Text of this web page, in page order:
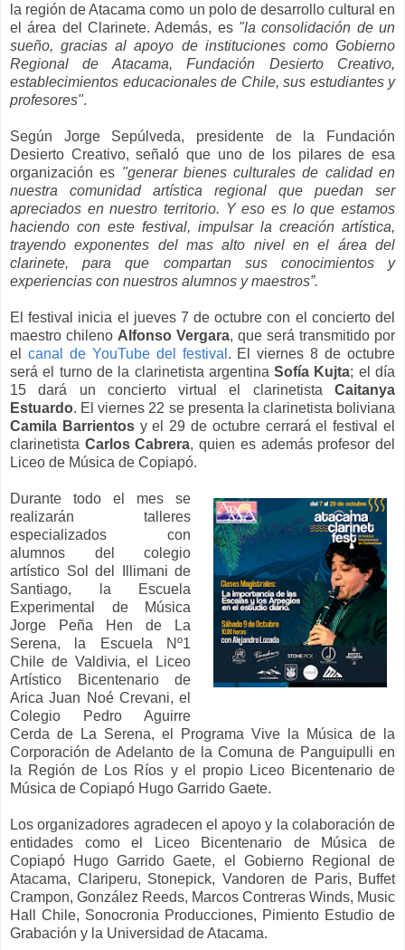
la región de Atacama como un polo de desarrollo cultural en
el área del Clarinete. Además, es "la consolidación de un
sueño, gracias al apoyo de instituciones como Gobierno
Regional de Atacama, Fundación Desierto Creativo,
establecimientos educacionales de Chile, sus estudiantes y
profesores".
Según Jorge Sepúlveda, presidente de la Fundación
Desierto Creativo, señaló que uno de los pilares de esa
organización es "generar bienes culturales de calidad en
nuestra comunidad artística regional que puedan ser
apreciados en nuestro territorio. Y eso es lo que estamos
haciendo con este festival, impulsar la creación artística,
trayendo exponentes del mas alto nivel en el área del
clarinete, para que compartan sus conocimientos y
experiencias con nuestros alumnos y maestros”.
El festival inicia el jueves 7 de octubre con el concierto del
maestro chileno Alfonso Vergara, que será transmitido por
el canal de YouTube del festival . El viernes 8 de octubre
será el turno de la clarinetista argentinaSofía Kujta; el día
15 dará un concierto virtual el clarinetista Caitanya
Estuardo. El viernes 22 se presenta la clarinetista boliviana
Camila Barrientosy el 29 de octubre cerrará el festival el
clarinetista Carlos Cabrera, quien es además profesor del
Liceo de Música de Copiapó.
Durante todo el mes se
realizarán talleres
especializados con
alumnos del colegio
artístico Sol del Illimani de
Santiago, la Escuela
Experimental de Música
Jorge Peña Hen de La
Serena, la Escuela Nº1
Chile de Valdivia, el Liceo
Artístico Bicentenario de
Arica Juan Noé Crevani, el
Colegio Pedro Aguirre
Cerda de La Serena, el Programa Vive la Música de la
Corporación de Adelanto de la Comuna de Panguipulli en
la Región de Los Ríos y el propio Liceo Bicentenario de
Música de Copiapó Hugo Garrido Gaete.
Los organizadores agradecen el apoyo y la colaboración de
entidades como el Liceo Bicentenario de Música de
Copiapó Hugo Garrido Gaete, el Gobierno Regional de
Atacama, Clariperu, Stonepick, Vandoren de Paris, Buffet
Crampon, González Reeds, Marcos Contreras Winds, Music
Hall Chile, Sonocronia Producciones, Pimiento Estudio de
Grabación y la Universidad de Atacama.